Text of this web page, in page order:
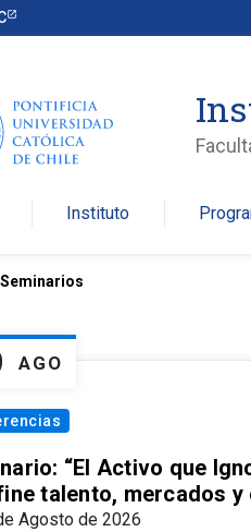
Instituto
Seminarios
AGO
“El Activo que
talento, mercados y
Agosto de 2026